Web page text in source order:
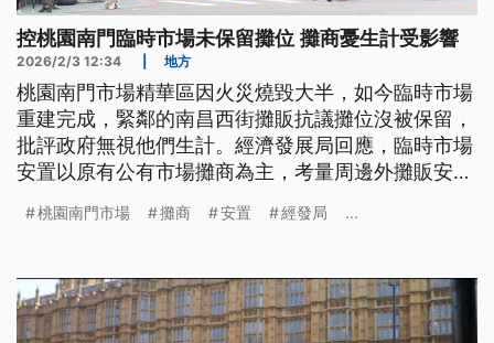
控桃園南門臨時市場未保留攤位 攤商憂生計受影響
2026/2/3 12:34 地方
桃園南門市場精華區因火災燒毀大半，如今臨時市場
重建完成，緊鄰的南昌西街攤販抗議攤位沒被保留，
批評政府無視他們生計。經濟發展局回應，臨時市場
安置以原有公有市場攤商為主，考量周邊外攤販安置
格查攤。
桃園南門市場 攤商 安置 經發局 ...